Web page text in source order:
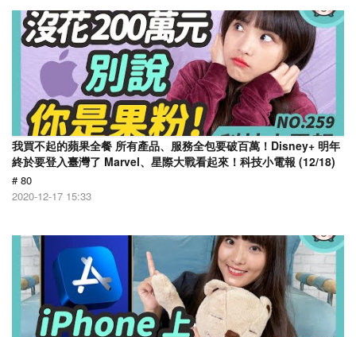
我買不起的蘋果全餐 所有產品、服務全包要破百萬！Disney+ 明年
終於要登入臺灣了 Marvel、星際大戰看起來！科技小電報 (12/18)
# 80
2020-12-17 15:33